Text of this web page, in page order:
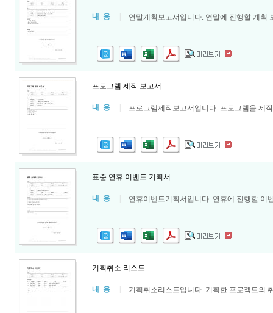
내 용 연말계획보고서입니다. 연말에 진행할 계획
프로그램 제작 보고서
내 용 프로그램제작보고서입니다. 프로그램을 제
표준 연휴 이벤트 기획서
내 용 연휴이벤트기획서입니다. 연휴에 진행할 이
기획취소 리스트
내 용 기획취소리스트입니다. 기획한 프로젝트의